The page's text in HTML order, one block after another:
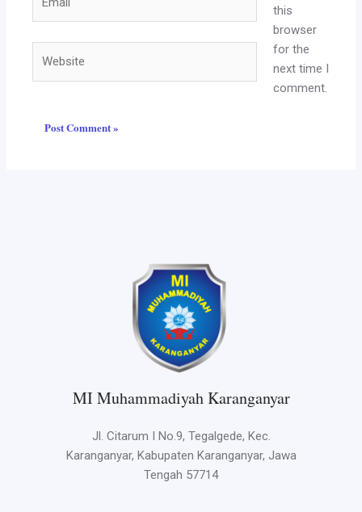
this
browser
for the
next time I
comment.
MI Muhammadiyah Karanganyar
Jl. Citarum I No.9, Tegalgede, Kec.
Karanganyar, Kabupaten Karanganyar, Jawa
Tengah 57714